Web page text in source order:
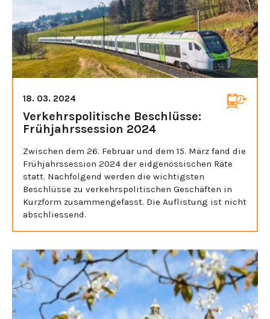
18. 03. 2024
Verkehrspolitische Beschlüsse:
Frühjahrssession 2024
Zwischen dem 26. Februar und dem 15. März fand die
Frühjahrssession 2024 der eidgenössischen Räte
statt. Nachfolgend werden die wichtigsten
Beschlüsse zu verkehrspolitischen Geschäften in
Kurzform zusammengefasst. Die Auflistung ist nicht
abschliessend.